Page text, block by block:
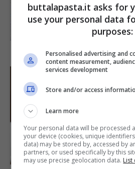
SECONDI
Arista di
DOLCI
buttalapasta.it asks for
use your personal data
purposes:
Personalised advertising and
content measurement,
services development
Store and/or access
Learn more
Your personal data will be processed
your device (cookies, unique
data) may be stored by, accessed by
partners, or used specifically by this
may use precise geolocation data. List